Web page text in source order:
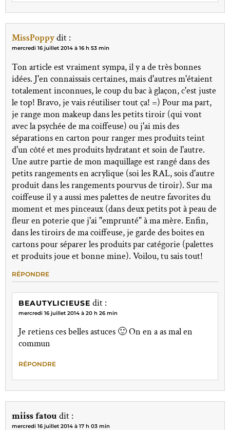
MissPoppydit :
mercredi 16 juillet 2014 à 16 h 53 min
Ton article est vraiment sympa, il y a de très bonnes
idées. J'en connaissais certaines, mais d'autres m'étaient
totalement inconnues, le coup du bac à glaçon, c'est juste
le top! Bravo, je vais réutiliser tout ça! =) Pour ma part,
je range mon makeup dans les petits tiroir (qui vont
avec la psychée de ma coiffeuse) ou j'ai mis des
séparations en carton pour ranger mes produits teint
d'un côté et mes produits hydratant et soin de l'autre.
Une autre partie de mon maquillage est rangé dans des
petits rangements en acrylique (soi les RAL, sois d'autre
produit dans les rangements pourvus de tiroir). Sur ma
coiffeuse il y a aussi mes palettes de neutre favorites du
moment et mes pinceaux (dans deux petits pot à peau de
fleur en poterie que j'ai "emprunté" à ma mère. Enfin,
dans les tiroirs de ma coiffeuse, je garde des boites en
cartons pour séparer les produits par catégorie (palettes
et produits joue et bonne mine). Voilou, tu sais tout!
RÉPONDRE
BEAUTYLICIEUSE dit :
mercredi 16 juillet 2014 à 20 h 26 min
Je retiens ces belles astuces 🙂 On en a as mal en
commun
RÉPONDRE
miiss fatou dit :
mercredi 16 juillet 2014 à 17 h 03 min